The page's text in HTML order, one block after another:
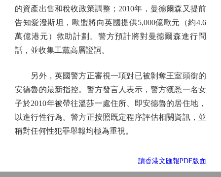
的資產出售和稅收政策調整；2010年，曼德爾森又提前
告知愛潑斯坦，歐盟將向英國提供5,000億歐元（約4.6
萬億港元）救助計劃。警方預計將對曼德爾森進行問
話，並收集工黨高層證詞。
另外，英國警方正審視一項對已被剝奪王室頭銜的
安德魯的最新指控。警方發言人表示，警方獲悉一名女
子於2010年被帶往溫莎一處住所、即安德魯的居住地，
以進行性行為。警方正按照既定程序評估相關資訊，並
稱對任何性犯罪舉報均極為重視。
讀香港文匯報PDF版面